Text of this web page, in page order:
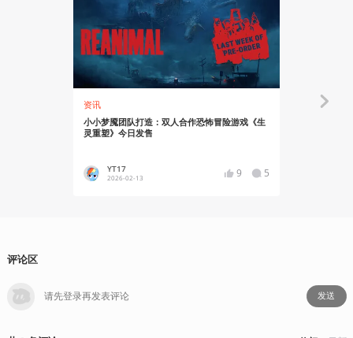
资讯
小小梦魇团队打造：双人合作恐怖冒险游戏《生
灵重塑》今日发售
YT17
2026-02-13 9 5
评论区
发送